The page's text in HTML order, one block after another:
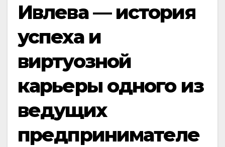
Ивлева — история
успеха и
виртуозной
карьеры одного из
ведущих
предпринимателе